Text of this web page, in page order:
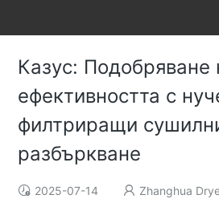
Казус: Подобряване
ефективността с
филтриращи
разбъркване
2025-07-14 Zhanghua